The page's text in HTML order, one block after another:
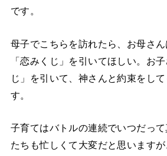
です。
母子でこちらを訪れたら、お母さ
「恋みくじ」を引いてほしい。お
じ」を引いて、神さんと約束をし
す。
子育てはバトルの連続でいつだっ
たちも忙しくて大変だと思います